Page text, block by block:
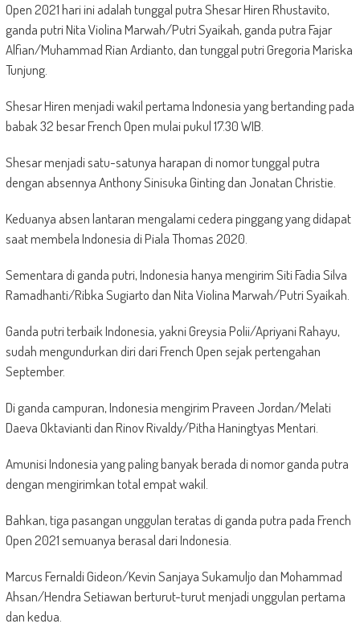
Open 2021 hari ini adalah tunggal putra Shesar Hiren Rhustavito,
ganda putri Nita Violina Marwah/Putri Syaikah, ganda putra Fajar
Alfian/Muhammad Rian Ardianto, dan tunggal putri Gregoria Mariska
Tunjung.
Shesar Hiren menjadi wakil pertama Indonesia yang bertanding pada
babak 32 besar French Open mulai pukul 17.30 WIB.
Shesar menjadi satu-satunya harapan di nomor tunggal putra
dengan absennya Anthony Sinisuka Ginting dan Jonatan Christie.
Keduanya absen lantaran mengalami cedera pinggang yang didapat
saat membela Indonesia di Piala Thomas 2020.
Sementara di ganda putri, Indonesia hanya mengirim Siti Fadia Silva
Ramadhanti/Ribka Sugiarto dan Nita Violina Marwah/Putri Syaikah.
Ganda putri terbaik Indonesia, yakni Greysia Polii/Apriyani Rahayu,
sudah mengundurkan diri dari French Open sejak pertengahan
September.
Di ganda campuran, Indonesia mengirim Praveen Jordan/Melati
Daeva Oktavianti dan Rinov Rivaldy/Pitha Haningtyas Mentari.
Amunisi Indonesia yang paling banyak berada di nomor ganda putra
dengan mengirimkan total empat wakil.
Bahkan, tiga pasangan unggulan teratas di ganda putra pada French
Open 2021 semuanya berasal dari Indonesia.
Marcus Fernaldi Gideon/Kevin Sanjaya Sukamuljo dan Mohammad
Ahsan/Hendra Setiawan berturut-turut menjadi unggulan pertama
dan kedua.